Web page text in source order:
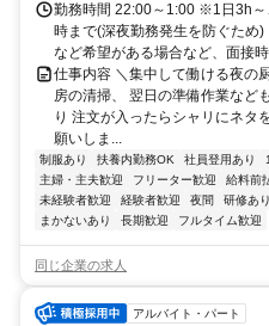
勤務時間 22:00～1:00 ※1日3h
時まで(深夜勤務発生を防ぐため
など希望がある場合など、面接
仕事内容 ＼集中して働ける夜の
房の清掃、 翌日の準備作業など
り 注文が入ったらシャリにネタ
願いしま...
制服あり 扶養内勤務OK 社員登用あり
主婦・主夫歓迎
フリーター歓迎 給料前
未経験者歓迎
経験者歓迎 夜間 研修あり
まかないあり
長期歓迎 フルタイム歓迎
同じ企業の求人
アルバイト・パート